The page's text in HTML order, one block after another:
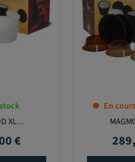
XL...
€
En
Prix